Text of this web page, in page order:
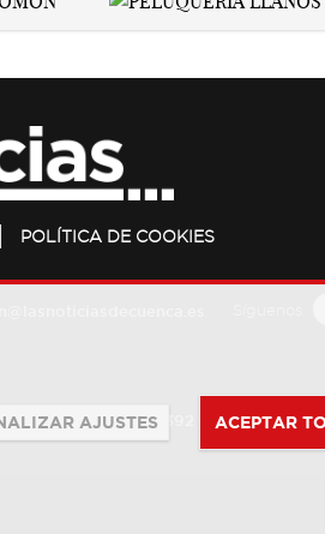
POLÍTICA DE COOKIES
126 573 / 670 726 392
AJUSTES ACEPTAR